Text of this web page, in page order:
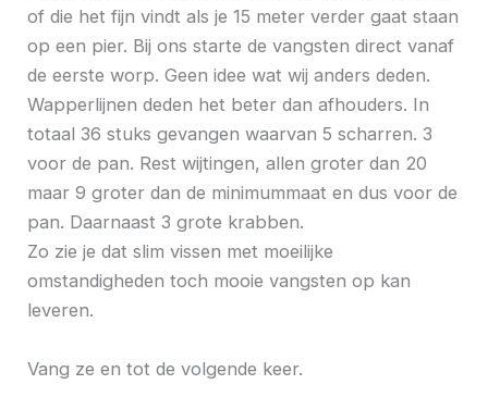
of die het fijn vindt als je 15 meter verder gaat staan
op een pier. Bij ons starte de vangsten direct vanaf
de eerste worp. Geen idee wat wij anders deden.
Wapperlijnen deden het beter dan afhouders. In
totaal 36 stuks gevangen waarvan 5 scharren. 3
voor de pan. Rest wijtingen, allen groter dan 20
maar 9 groter dan de minimummaat en dus voor de
pan. Daarnaast 3 grote krabben.
Zo zie je dat slim vissen met moeilijke
omstandigheden toch mooie vangsten op kan
leveren.
Vang ze en tot de volgende keer.